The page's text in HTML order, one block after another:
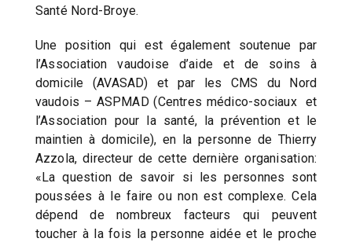
Santé Nord-Broye.
Une position qui est également soutenue par
l’Association vaudoise d’aide et de soins à
domicile (AVASAD) et par les CMS du Nord
vaudois – ASPMAD (Centres médico-sociaux et
l’Association pour la santé, la prévention et le
maintien à domicile), en la personne de Thierry
Azzola, directeur de cette dernière organisation:
«La question de savoir si les personnes sont
poussées à le faire ou non est complexe. Cela
dépend de nombreux facteurs qui peuvent
toucher à la fois la personne aidée et le proche